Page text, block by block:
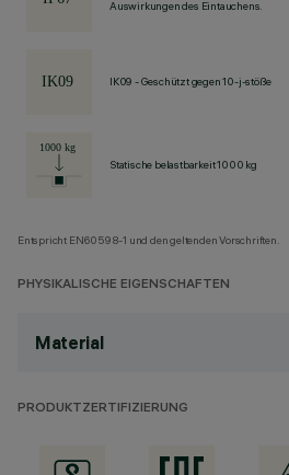
Auswirkungen des Eintauchens.
IK09 - Geschützt gegen 10-j-stöße
Statische belastbarkeit 1000 kg
Entspricht EN60598-1 und den geltenden Vorschriften.
PHYSIKALISCHE EIGENSCHAFTEN
Material
PRODUKTZERTIFIZIERUNG